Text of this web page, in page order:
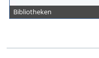
Bibliotheken